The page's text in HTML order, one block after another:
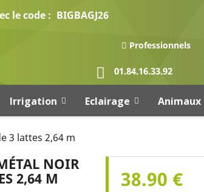
le code : BIGBAGJ26
Professionnels
01.84.16.33.92
Irrigation Eclairage Animaux
3 lattes 2,64 m
NOIR
2,64 M
38.90 €